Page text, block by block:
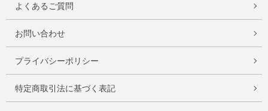
よくあるご質問
お問い合わせ
プライバシーポリシー
特定商取引法に基づく表記